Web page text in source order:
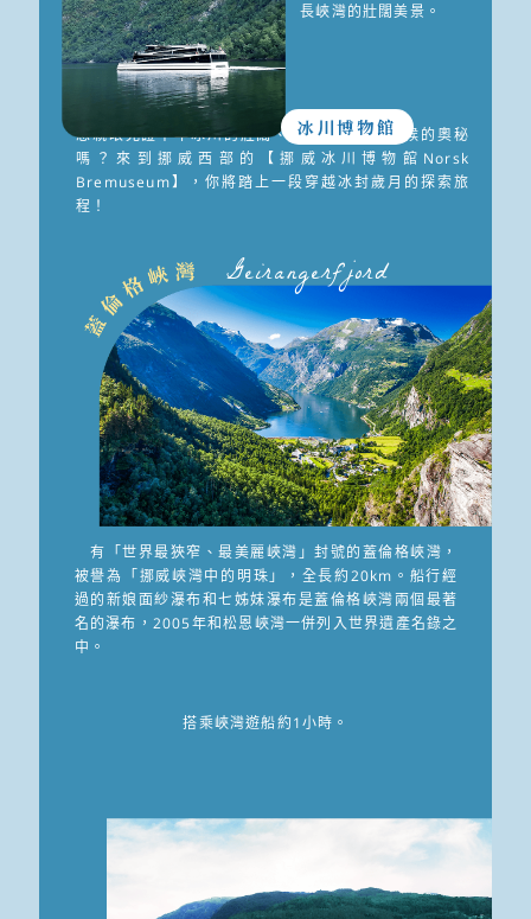
長峽灣的壯闊美景。
冰川博物館
想親眼見證千年冰川的壯闊、深入了解極地氣候的奧秘
嗎？來到挪威西部的【挪威冰川博物館Norsk
Bremuseum】，你將踏上一段穿越冰封歲月的探索旅
程！
Geirangerfjord
有「世界最狹窄、最美麗峽灣」封號的蓋倫格峽灣，
被譽為「挪威峽灣中的明珠」，全長約20km。船行經
過的新娘面紗瀑布和七姊妹瀑布是蓋倫格峽灣兩個最著
名的瀑布，2005年和松恩峽灣一併列入世界遺產名錄之
中。
搭乘峽灣遊船約1小時。